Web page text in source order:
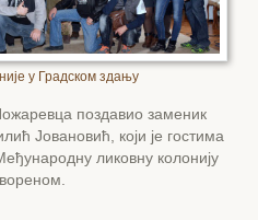
у Градском здању
поздавио заменик
Јовановић, који је гостима
ликовну колонију